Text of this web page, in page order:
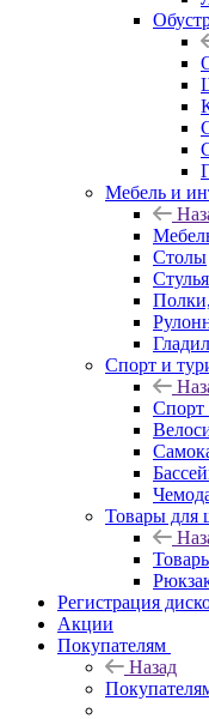
Мебель и
Столы
Спорт и
Спорт
Товары для
Регистрация
Акции
Покупателям
Назад